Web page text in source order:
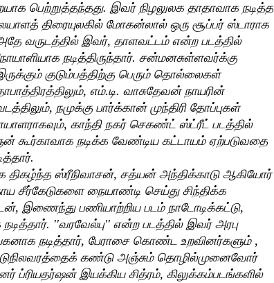
பெற்றுத்தந்தது. இவர் நிழலுலக தாதாவாக நடித்த
திரையுலகில் மோகன்லால் ஒரு சூப்பர் ஸ்டாராக
வருடத்தில் இவர், தாளவட்டம் என்ற படத்தில்
நடித்திருந்தார். சன்மனசுள்ளவர்க்கு
குடும்பத்திற்கு பெரும் தொல்லைகள்
எம்.டி. வாசுதேவன் நாயரின்
நமுக்கு பார்க்கான் முந்திரி தோப்புகள்
காந்தி நகர் செகண்ட் ஸ்ட்ரீட் படத்தில்
கூர்காவாக நடிக்க வேண்டிய கட்டாயம் ஏற்படுவதை
திகழ்ந்த ஸ்ரீநிவாசன், சத்யன் அந்திக்காடு ஆகியோர்
சீர்கேடுகளை நையாண்டி செய்து சிந்திக்க
இணைந்து பணியாற்றிய படம் நாடோடிக்கட்டு,
''வரவேல்பு'' என்ற படத்தில் இவர் அரபு
நடித்தார், பேராசை கொண்ட உறவினர்களும் ,
கண்டு அஞ்சும் தொழில்முனைவோர்
ப்ரியதர்ஷன் இயக்கிய சித்ரம், கிலுக்கம்படங்களில்